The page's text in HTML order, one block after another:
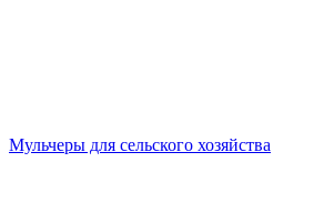
Мульчеры для сельского хозяйства